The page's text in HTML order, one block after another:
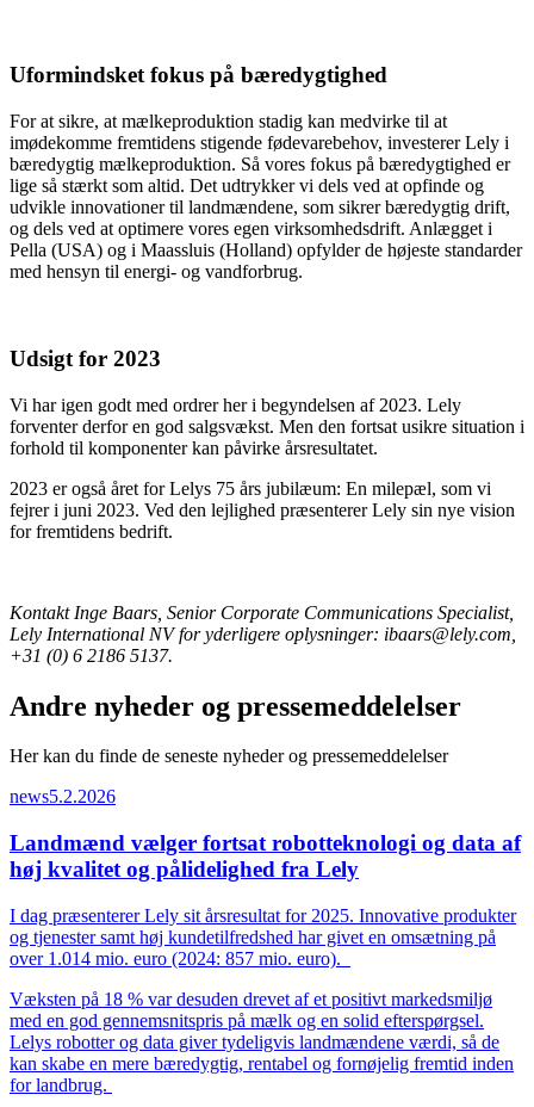
Uformindsket fokus på bæredygtighed
For at sikre, at mælkeproduktion stadig kan medvirke til at
imødekomme fremtidens stigende fødevarebehov, investerer Lely i
bæredygtig mælkeproduktion. Så vores fokus på bæredygtighed er
lige så stærkt som altid. Det udtrykker vi dels ved at opfinde og
udvikle innovationer til landmændene, som sikrer bæredygtig drift,
og dels ved at optimere vores egen virksomhedsdrift. Anlægget i
Pella (USA) og i Maassluis (Holland) opfylder de højeste standarder
med hensyn til energi- og vandforbrug.
Udsigt for 2023
Vi har igen godt med ordrer her i begyndelsen af 2023. Lely
forventer derfor en god salgsvækst. Men den fortsat usikre situation i
forhold til komponenter kan påvirke årsresultatet.
2023 er også året for Lelys 75 års jubilæum: En milepæl, som vi
fejrer i juni 2023. Ved den lejlighed præsenterer Lely sin nye vision
for fremtidens bedrift.
Kontakt Inge Baars, Senior Corporate Communications Specialist,
Lely International NV for yderligere oplysninger: ibaars@lely.com,
+31 (0) 6 2186 5137.
Andre nyheder og pressemeddelelser
Her kan du finde de seneste nyheder og pressemeddelelser
news5.2.2026
Landmænd vælger fortsat robotteknologi og data af
høj kvalitet og pålidelighed fra Lely
I dag præsenterer Lely sit årsresultat for 2025. Innovative produkter
og tjenester samt høj kundetilfredshed har givet en omsætning på
over 1.014 mio. euro (2024: 857 mio. euro).
Væksten på 18 % var desuden drevet af et positivt markedsmiljø
med en god gennemsnitspris på mælk og en solid efterspørgsel.
Lelys robotter og data giver tydeligvis landmændene værdi, så de
kan skabe en mere bæredygtig, rentabel og fornøjelig fremtid inden
for landbrug.